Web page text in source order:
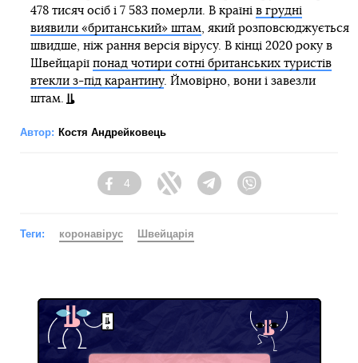
478 тисяч осіб і 7 583 померли. В країні в грудні
виявили «британський» штам, який розповсюджується
швидше, ніж рання версія вірусу. В кінці 2020 року в
Швейцарії понад чотири сотні британських туристів
втекли з-під карантину. Ймовірно, вони і завезли
штам.
Автор: Костя Андрейковець
Facebook
4
Twitter TelegramViber
Теги: коронавірус Швейцарія